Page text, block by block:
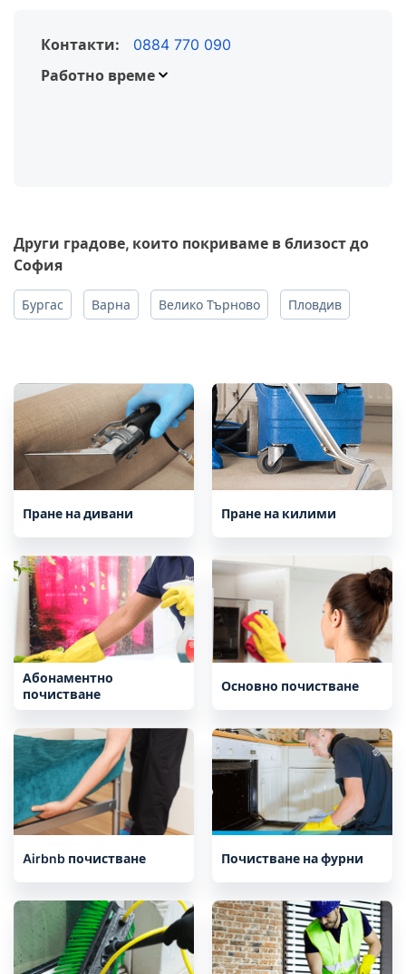
Контакти:
0884 770 090
Работно време
Други градове, които покриваме в близост до
София
Бургас Варна Велико Търново Пловдив
Пране на дивани Пране на килими
Абонаментно
почистване
Основно почистване
Airbnb почистване Почистване на фурни